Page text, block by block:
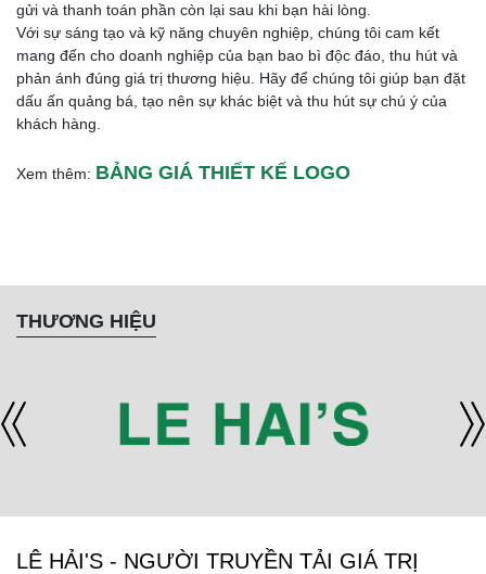
gửi và thanh toán phần còn lại sau khi bạn hài lòng.
Với sự sáng tạo và kỹ năng chuyên nghiệp, chúng tôi cam kết
mang đến cho doanh nghiệp của bạn bao bì độc đáo, thu hút và
phản ánh đúng giá trị thương hiệu. Hãy để chúng tôi giúp bạn đặt
dấu ấn quảng bá, tạo nên sự khác biệt và thu hút sự chú ý của
khách hàng.
Xem thêm: BẢNG GIÁ THIẾT KẾ LOGO
THƯƠNG HIỆU
LÊ HẢI'S - NGƯỜI TRUYỀN TẢI GIÁ TRỊ